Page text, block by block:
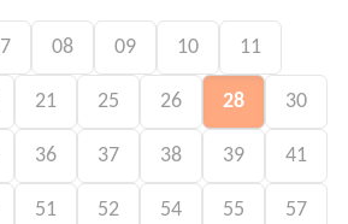
08 09 10 11
21 25 26 28 30
36 37 38 39 41
51 52 54 55 57